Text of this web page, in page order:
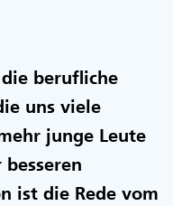
die berufliche
uns viele
junge Leute
ist die Rede vom